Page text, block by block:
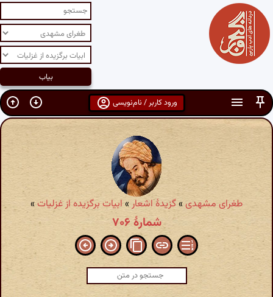
ورود کاربر / نام‌نویسی
طغرای مشهدی »گزیدهٔ اشعار» ابیات برگزیده از غزلیات»
شمارهٔ ۷۰۶